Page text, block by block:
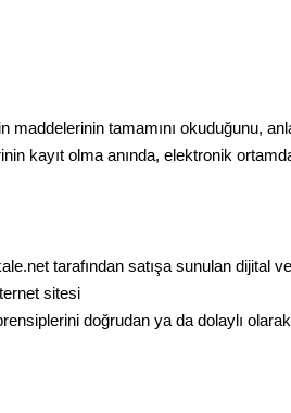
tamamını okuduğunu,
kayıt olma anında, elektronik
tarafından satışa sunulan dijital
sitesi
doğrudan ya da dolaylı